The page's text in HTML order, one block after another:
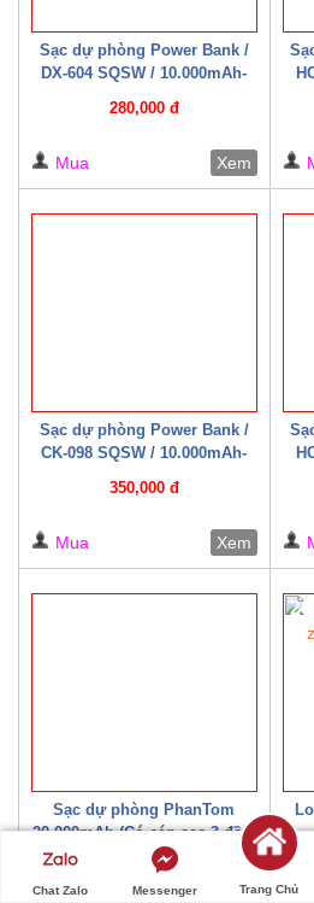
Sạc dự phòng Power Bank /
DX-604 SQSW / 10.000mAh-
280,000 đ
Mua Xem
Sạc dự phòng Power Bank /
CK-098 SQSW / 10.000mAh-
350,000 đ
Mua Xem
Sạc dự phòng PhanTom
20.000mAh (Có cáp sạc 3 đầu)
300,000 đ
Chat Zalo Messenger Trang Chủ